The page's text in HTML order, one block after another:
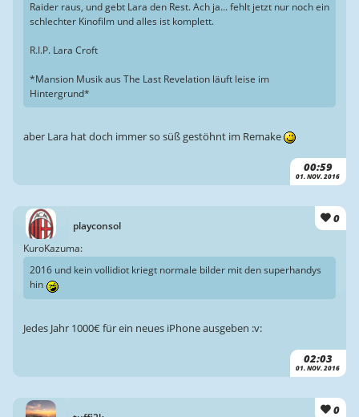
00:59
01. NOV. 2016
Raider raus, und gebt Lara den Rest. Ach ja... fehlt jetzt nur noch ein
schlechter Kinofilm und alles ist komplett.
R.I.P. Lara Croft
*Mansion Musik aus The Last Revelation läuft leise im
Hintergrund*
aber Lara hat doch immer so süß gestöhnt im Remake
playconsol
0
02:03
01. NOV. 2016
KuroKazuma:
2016 und kein vollidiot kriegt normale bilder mit den superhandys
hin
Jedes Jahr 1000€ für ein neues iPhone ausgeben :v:
0